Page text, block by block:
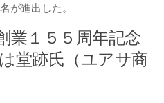
が進出した。
業１５５周年記念
堂跡氏（ユアサ商